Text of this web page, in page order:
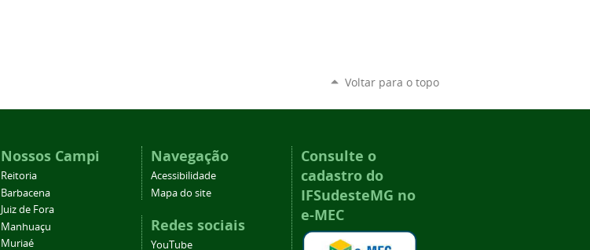
Voltar para o topo
Nossos Campi
Reitoria
Barbacena
Juiz de Fora
Manhuaçu
Muriaé
Navegação
Acessibilidade
Mapa do site
Redes sociais
YouTube
Consulte o
cadastro do
IFSudesteMG no
e-MEC